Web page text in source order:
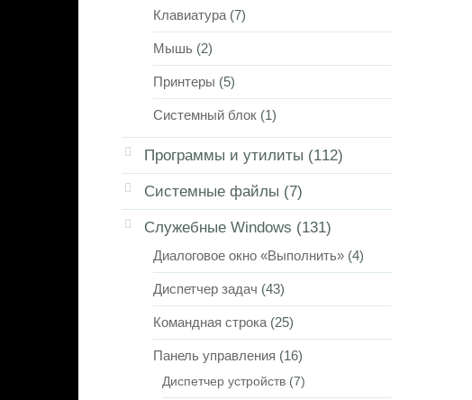
Клавиатура (7)
Мышь (2)
Принтеры (5)
Системный блок (1)
Программы и утилиты (112)
Системные файлы (7)
Служебные Windows (131)
Диалоговое окно «Выполнить» (4)
Диспетчер задач (43)
Командная строка (25)
Панель управления (16)
Диспетчер устройств (7)